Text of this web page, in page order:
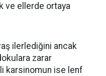
ve ellerde ortaya
ilerlediğini ancak
zarar
karsinomun ise lenf